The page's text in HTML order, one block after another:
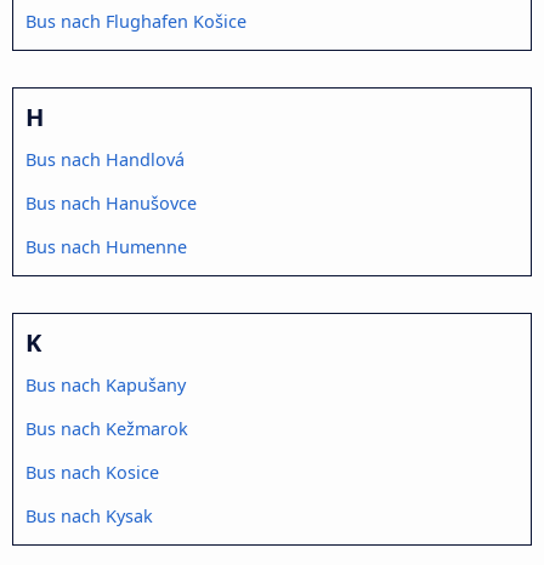
Bus nach Flughafen Košice
H
Bus nach Handlová
Bus nach Hanušovce
Bus nach Humenne
K
Bus nach Kapušany
Bus nach Kežmarok
Bus nach Kosice
Bus nach Kysak